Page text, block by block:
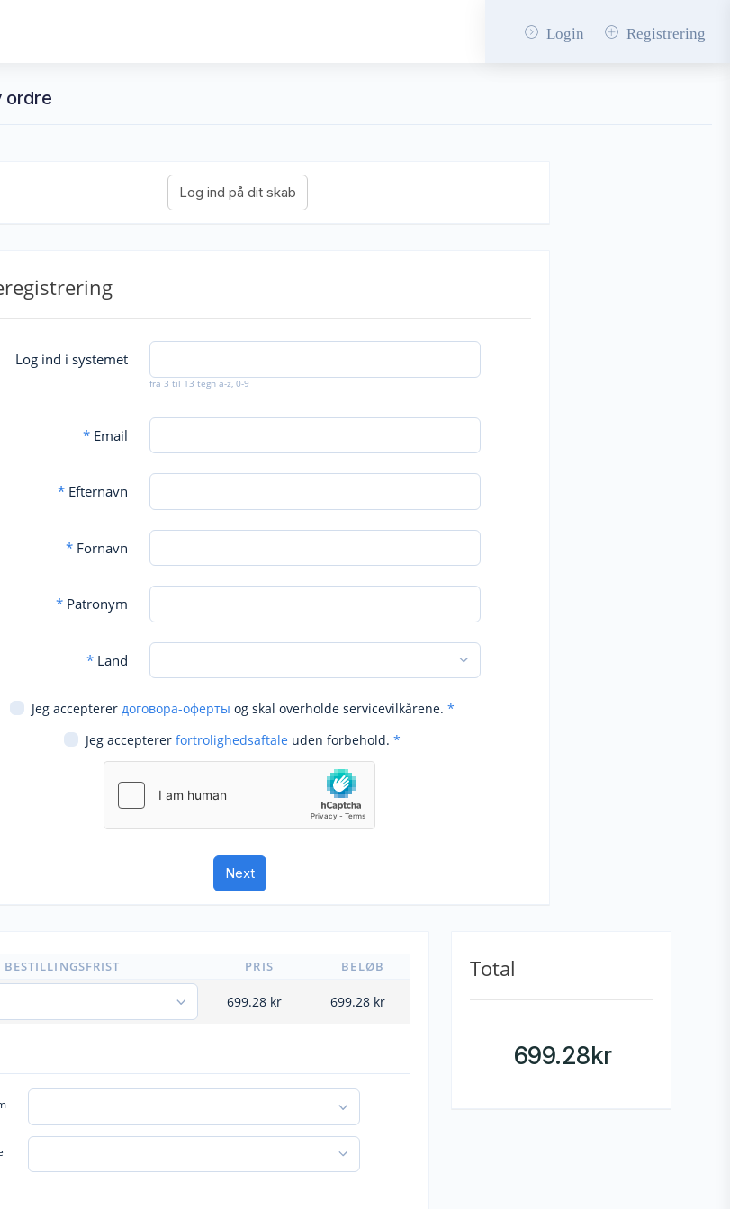
Login Registrering
ordre
Log ind i systemet
fra 3 til 13 tegn a-z, 0-9
*Email
*Efternavn
*Fornavn
*Patronym
*Land
Jeg accepterer договора-оферты og skal overholde servicevilkårene. *
Jeg accepterer fortrolighedsaftale uden forbehold. *
BESTILLINGSFRIST PRIS BELØB
699.28kr 699.28kr
Total
699.28kr